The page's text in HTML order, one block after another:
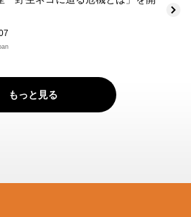
もっと見る